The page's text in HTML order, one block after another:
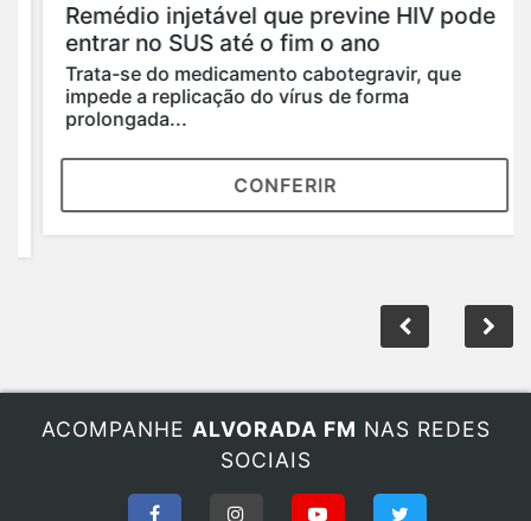
Remédio injetável que previne HIV pode
entrar no SUS até o fim o ano
Trata-se do medicamento cabotegravir, que
impede a replicação do vírus de forma
prolongada...
CONFERIR
SOCIAIS